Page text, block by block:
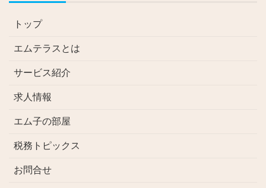
トップ
エムテラスとは
サービス紹介
求人情報
エム子の部屋
税務トピックス
お問合せ